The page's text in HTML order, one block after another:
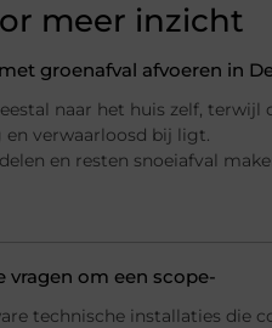
meer inzicht
groenafval afvoeren in
naar het huis zelf, terwijl
verwaarloosd bij ligt.
en resten snoeiafval
vragen om een scope-
technische installaties die